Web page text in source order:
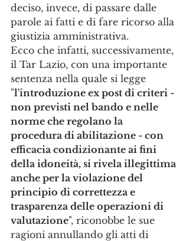
deciso, invece, di passare dalle
parole ai fatti e di fare ricorso alla
giustizia amministrativa.
Ecco che infatti, successivamente,
il Tar Lazio, con una importante
sentenza nella quale si legge
"l'introduzione ex post di criteri -
non previsti nel bando e nelle
norme che regolano la
procedura di abilitazione - con
efficacia condizionante ai fini
della idoneità, si rivela illegittima
anche per la violazione del
principio di correttezza e
trasparenza delle operazioni di
valutazione", riconobbe le sue
ragioni annullando gli atti di